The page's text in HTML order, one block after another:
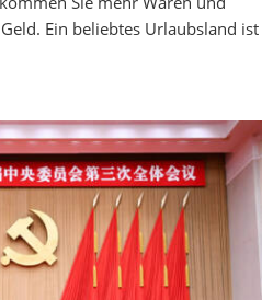
Ein beliebtes Urlaubsland ist